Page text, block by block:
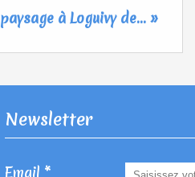
paysage à Loguivy de... »
Newsletter
Email